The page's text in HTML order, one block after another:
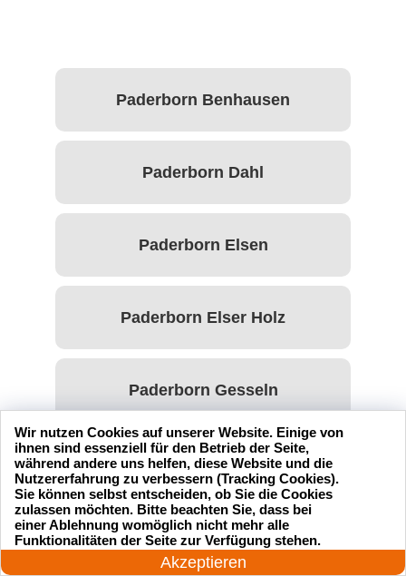
Paderborn Benhausen
Paderborn Dahl
Paderborn Elsen
Paderborn Elser Holz
Paderborn Gesseln
Paderborn Kernstadt
Paderborn Marienloh
24 Stunden am Tag
Akzeptieren
Wir nutzen Cookies auf unserer Website. Einige von
ihnen sind essenziell für den Betrieb der Seite,
während andere uns helfen, diese Website und die
Nutzererfahrung zu verbessern (Tracking Cookies).
Sie können selbst entscheiden, ob Sie die Cookies
zulassen möchten. Bitte beachten Sie, dass bei
einer Ablehnung womöglich nicht mehr alle
Funktionalitäten der Seite zur Verfügung stehen.